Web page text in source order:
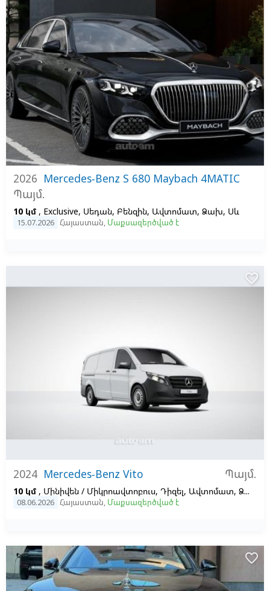
2026 Mercedes-Benz S 680 Maybach 4MATIC
Պայմ.
10 կմ , Exclusive, Սեդան, Բենզին, Ավտոմատ, Ձախ, Սև
15.07.2026 Հայաստան, Մաքսազերծված է
2024 Mercedes-Benz Vito Պայմ.
10 կմ , Մինիվեն / Միկրոավտոբուս, Դիզել, Ավտոմատ, Ձախ,
08.06.2026 Հայաստան, Մաքսազերծված է
favorite_border
favorite_border